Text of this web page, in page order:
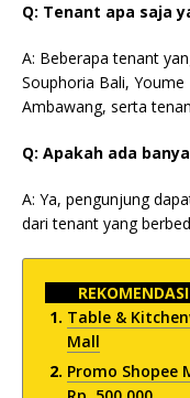
Q: Tenant apa saja
A: Beberapa tenant
Souphoria Bali,
Ambawang, serta
Q: Apakah ada
A: Ya, pengunjung
dari tenant yang
Table &
Mall
Promo Shopee